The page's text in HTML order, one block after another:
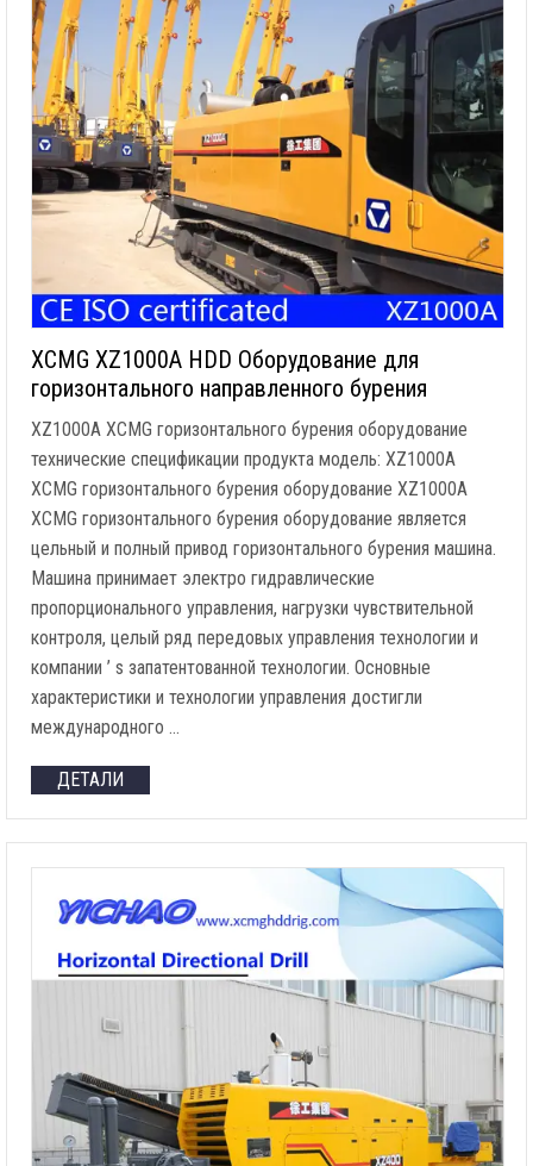
XCMG XZ1000A HDD Оборудование для
горизонтального направленного бурения
XZ1000A XCMG горизонтального бурения оборудование
технические спецификации продукта модель: XZ1000A
XCMG горизонтального бурения оборудование XZ1000A
XCMG горизонтального бурения оборудование является
цельный и полный привод горизонтального бурения машина.
Машина принимает электро гидравлические
пропорционального управления, нагрузки чувствительной
контроля, целый ряд передовых управления технологии и
компании ’ s запатентованной технологии. Основные
характеристики и технологии управления достигли
международного …
ДЕТАЛИ